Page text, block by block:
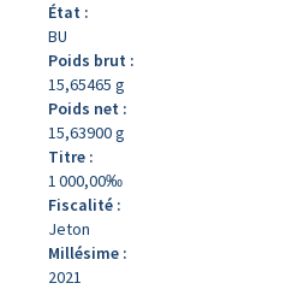
État :
BU
Poids brut :
15,65465 g
Poids net :
15,63900 g
Titre :
1 000,00‰
Fiscalité :
Jeton
Millésime :
2021